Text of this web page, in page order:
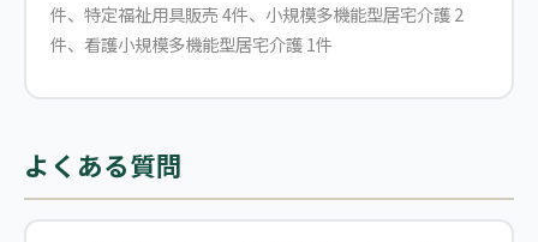
件、特定福祉用具販売 4件、小規模多機能型居宅介護 2
件、看護小規模多機能型居宅介護 1件
よくある質問